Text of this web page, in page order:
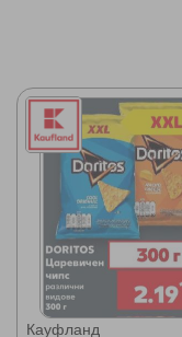
Кауфланд